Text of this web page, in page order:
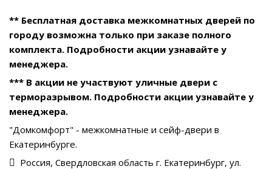
** Бесплатная доставка межкомнатных дверей по
городу возможна только при заказе полного
комплекта. Подробности акции узнавайте у
менеджера.
*** В акции не участвуют уличные двери с
терморазрывом. Подробности акции узнавайте у
менеджера.
"Домкомфорт" - межкомнатные и сейф-двери в
Екатеринбурге.
Россия, Свердловская область г. Екатеринбург, ул.